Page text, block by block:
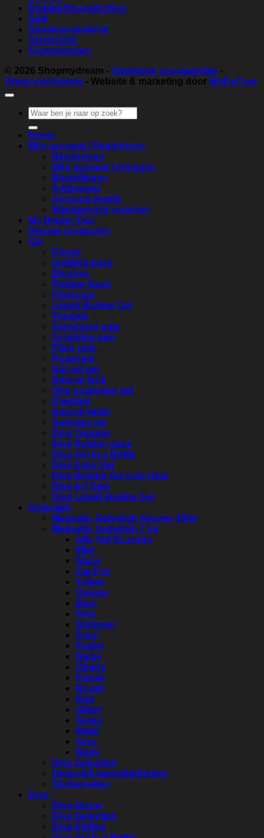
Display/Boxes/koffers
Sale
Stoelen/zadelkruk
Startersets
Groepslessen
© 2026 Shopmydream - Algemene voorwaarden -
Privacyverklaring - Website & marketing door WeDeCom
Zoeken
naar:
Home
Mijn account / Registreren
Registreren
Mijn account / Inloggen
Bestellingen
Addresses
Account details
Wachtwoord vergeten
My Dream Tips
Nieuwe producten
Gel
Primer
building base
Blushes
Rubber Base
Fibercoat
Liquid Builder Gel
Topgels
Standaard gels
Sculpting gels
Fiber gels
Powergel
Nail art gel
Natural look
One coat/color gel
Plastigel
Natural white
Samples gel
Diva Topgels
Diva Rubber base
Diva Gel in a Bottle
Diva Easy Gel
Diva Builder Gel Low Heat
Diva Art Gels
Diva Liquid Builder Gel
Gelpolish
Magnetic Gelpolish kleuren 15ml
Magnetic Gelpolish 7 ml
Alle 7ml KLeuren
Mint
Glass
Cat Eye
Yellow
Orange
Blue
Pink
Shimmer
Pearl
Pastel
Beige
Cherry
Purple
Brown
Red
Glitter
Green
Metal
Grey
Nude
Diva Gelpolish
Gelpolish benodigdheden
Stickervellen
Diva
Diva Nieuw
Diva Gelpolish
Diva Elektra